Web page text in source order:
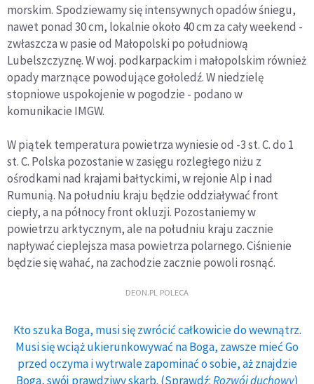
morskim. Spodziewamy się intensywnych opadów śniegu,
nawet ponad 30 cm, lokalnie około 40 cm za cały weekend -
zwłaszcza w pasie od Małopolski po południową
Lubelszczyznę. W woj. podkarpackim i małopolskim również
opady marznące powodujące gołoledź. W niedzielę
stopniowe uspokojenie w pogodzie - podano w
komunikacie IMGW.
W piątek temperatura powietrza wyniesie od -3 st. C. do 1
st. C. Polska pozostanie w zasięgu rozległego niżu z
ośrodkami nad krajami bałtyckimi, w rejonie Alp i nad
Rumunią. Na południu kraju będzie oddziaływać front
ciepły, a na północy front okluzji. Pozostaniemy w
powietrzu arktycznym, ale na południu kraju zacznie
napływać cieplejsza masa powietrza polarnego. Ciśnienie
będzie się wahać, na zachodzie zacznie powoli rosnąć.
DEON.PL POLECA
Kto szuka Boga, musi się zwrócić całkowicie do wewnątrz.
Musi się wciąż ukierunkowywać na Boga, zawsze mieć Go
przed oczyma i wytrwale zapominać o sobie, aż znajdzie
Boga, swój prawdziwy skarb. (Sprawdź:Rozwój duchowy)